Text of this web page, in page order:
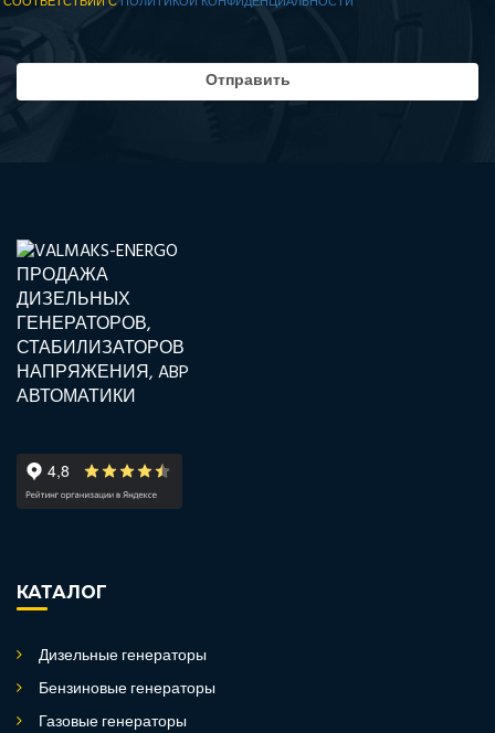
КАТАЛОГ
Дизельные генераторы
Бензиновые генераторы
Газовые генераторы